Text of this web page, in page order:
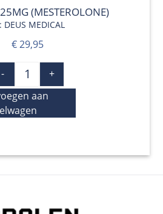
QUICK VIEW(MESTEROLONE)
DEUS MEDICAL
€29,95
-
+
aan